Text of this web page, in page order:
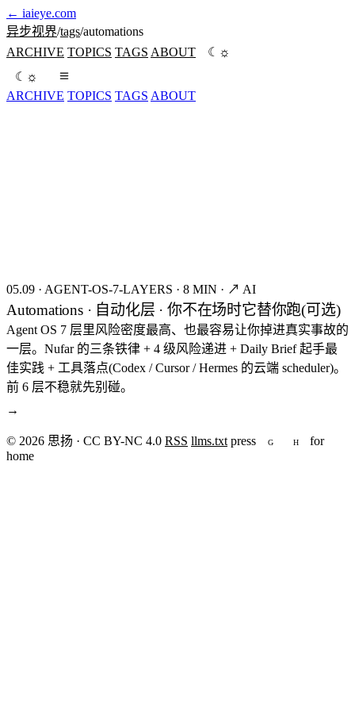
← iaieye.com
异步视界/tags/automations
ARCHIVE TOPICS TAGS ABOUT ☾ ☼
☾ ☼
ARCHIVE TOPICS TAGS ABOUT
05.09 · AGENT-OS-7-LAYERS · 8 MIN · ↗ AI
Automations · 自动化层 · 你不在场时它替你跑(可选)
Agent OS 7 层里风险密度最高、也最容易让你掉进真实事故的
一层。Nufar 的三条铁律 + 4 级风险递进 + Daily Brief 起手最
佳实践 + 工具落点(Codex / Cursor / Hermes 的云端 scheduler)。
前 6 层不稳就先别碰。
→
© 2026 思扬 · CC BY-NC 4.0 RSS llms.txt press G H
for
home